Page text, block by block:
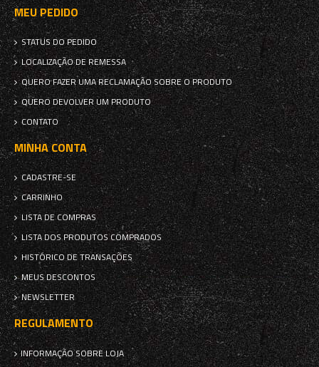
MEU PEDIDO
STATUS DO PEDIDO
LOCALIZAÇÃO DE REMESSA
QUERO FAZER UMA RECLAMAÇÃO SOBRE O PRODUTO
QUERO DEVOLVER UM PRODUTO
CONTATO
MINHA CONTA
CADASTRE-SE
CARRINHO
LISTA DE COMPRAS
LISTA DOS PRODUTOS COMPRADOS
HISTÓRICO DE TRANSAÇÕES
MEUS DESCONTOS
NEWSLETTER
REGULAMENTO
INFORMAÇÃO SOBRE LOJA